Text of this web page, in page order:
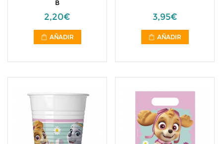
B
2,20€
AÑADIR
3,95€
AÑADIR